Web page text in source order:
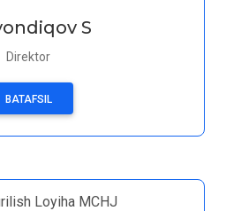
S
Direktor
BATAFSIL
Loyiha MCHJ